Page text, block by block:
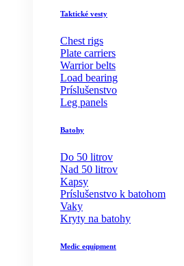
Taktické vesty
Chest rigs
Plate carriers
Warrior belts
Load bearing
Príslušenstvo
Leg panels
Batohy
Do 50 litrov
Nad 50 litrov
Kapsy
Príslušenstvo k batohom
Vaky
Kryty na batohy
Medic equipment